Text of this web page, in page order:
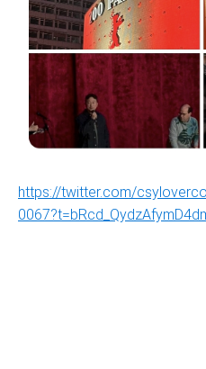
https://twitter.com/